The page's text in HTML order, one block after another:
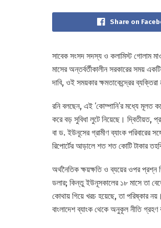
Share on
সাবেক সংসদ সদস্য ও কলামিস্ট গোলাম
মাসের অন্তর্বর্তীকালীন সরকারের সময়
দাবি, ওই সময়কার ক্ষমতাকেন্দ্রের
রনি বলছেন, এই ‘কোম্পানি’র মধ্যে মূলত
করে বড় সুবিধা লুটে নিয়েছে। দ্বিতীয়ত,
বা ড. ইউনূসের গ্রামীণ ব্যাংক পরিবারের
রিপোর্টের আড়ালে শত শত কোটি টাকার
অর্থনৈতিক ক্ষয়ক্ষতি ও ব্যয়ের ওপর প্রশ্ন
ডলার; কিন্তু ইউনূসকালের ১৮ মাসে তা
কোথায় গিয়ে খরচ হয়েছে, তা পরিষ্কার
বাংলাদেশ ব্যাংক থেকে অনুকূল নীতি